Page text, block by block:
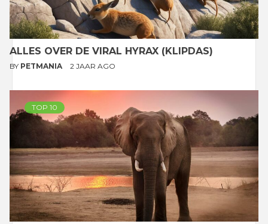
ALLES OVER DE VIRAL HYRAX (KLIPDAS)
BY PETMANIA 2 JAAR AGO
TOP 10